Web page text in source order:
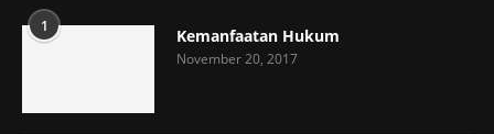
1 Kemanfaatan Hukum
November 20, 2017